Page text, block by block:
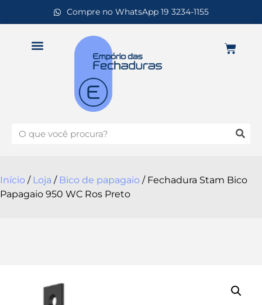
Compre no WhatsApp 19 3234-1155
Início / Loja / Bico de papagaio / Fechadura Stam Bico
Papagaio 950 WC Ros Preto